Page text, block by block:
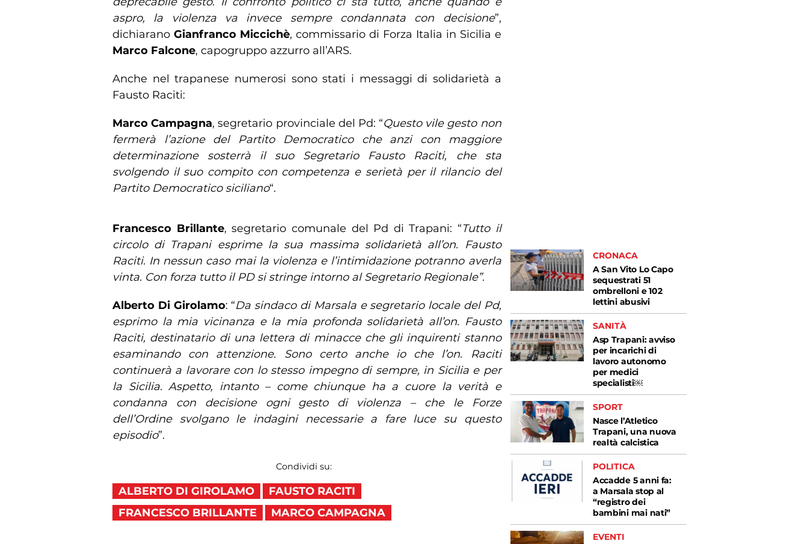
aspro, la violenza va invece sempre condannata con decisione”,
dichiarano Gianfranco Miccichè, commissario di Forza Italia in Sicilia e
Marco Falcone, capogruppo azzurro all’ARS.
Anche nel trapanese numerosi sono stati i messaggi di solidarietà a
Fausto Raciti:
Marco Campagna, segretario provinciale del Pd: “Questo vile gesto non
fermerà l’azione del Partito Democratico che anzi con maggiore
determinazione sosterrà il suo Segretario Fausto Raciti, che sta
svolgendo il suo compito con competenza e serietà per il rilancio del
Partito Democratico siciliano“.
Francesco Brillante, segretario comunale del Pd di Trapani: “Tutto il
circolo di Trapani esprime la sua massima solidarietà all’on. Fausto
Raciti. In nessun caso mai la violenza e l’intimidazione potranno averla
vinta. Con forza tutto il PD si stringe intorno al Segretario Regionale”.
Alberto Di Girolamo: “Da sindaco di Marsala e segretario locale del Pd,
esprimo la mia vicinanza e la mia profonda solidarietà all’on. Fausto
Raciti, destinatario di una lettera di minacce che gli inquirenti stanno
esaminando con attenzione. Sono certo anche io che l’on. Raciti
continuerà a lavorare con lo stesso impegno di sempre, in Sicilia e per
la Sicilia. Aspetto, intanto – come chiunque ha a cuore la verità e
condanna con decisione ogni gesto di violenza – che le Forze
dell’Ordine svolgano le indagini necessarie a fare luce su questo
episodio”.
Condividi su:
ALBERTO DI GIROLAMO
FAUSTO RACITI
FRANCESCO BRILLANTE
MARCO CAMPAGNA
CRONACA
A San Vito Lo Capo
sequestrati 51
ombrelloni e 102
lettini abusivi
SANITÀ
Asp Trapani: avviso
per incarichi di
lavoro autonomo
per medici
specialisti￼
SPORT
Nasce l’Atletico
Trapani, una nuova
realtà calcistica
POLITICA
Accadde 5 anni fa:
a Marsala stop al
“registro dei
bambini mai nati”
EVENTI